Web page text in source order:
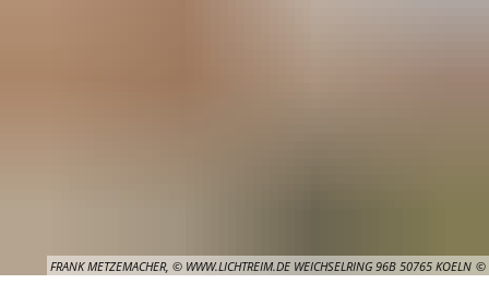
FRANK METZEMACHER, © WWW.LICHTREIM.DE WEICHSELRING 96B 50765 KOELN